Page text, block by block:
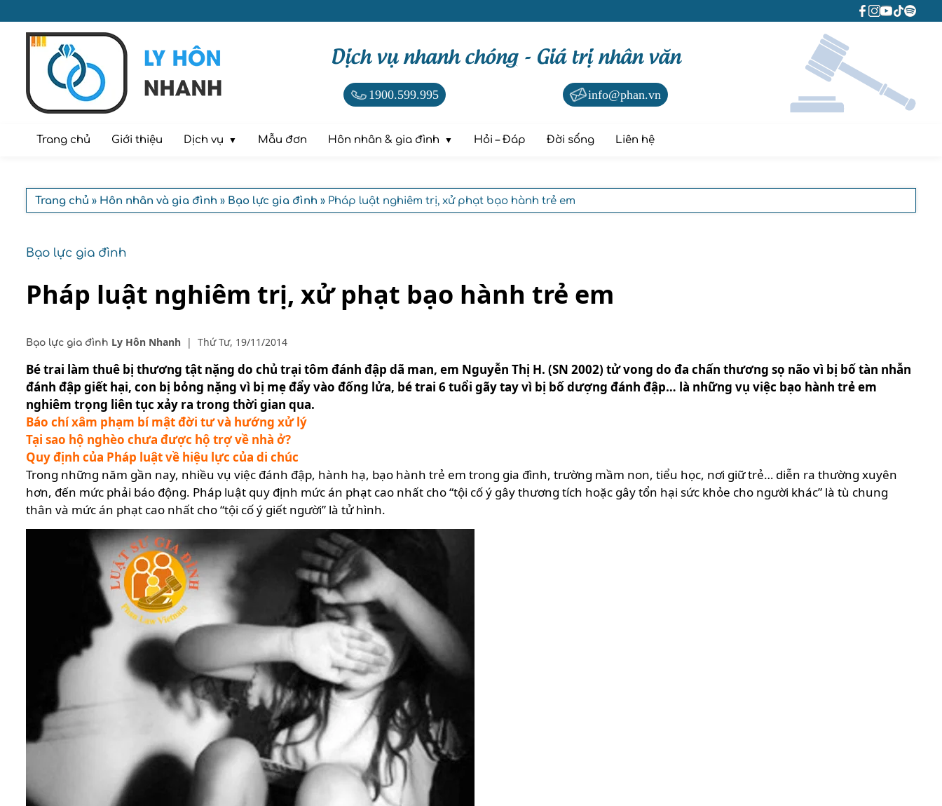
Dịch vụ nhanh chóng - Giá trị nhân văn
1900.599.995 info@phan.vn
Trang chủ Giới thiệu Dịch vụ Mẫu đơn Hôn nhân & gia đình Hỏi – Đáp Đời sống Liên hệ
Trang chủ » Hôn nhân và gia đình » Bạo lực gia đình » Pháp luật nghiêm trị, xử phạt bạo hành trẻ em
Bạo lực gia đình
Pháp luật nghiêm trị, xử phạt bạo hành trẻ em
Bạo lực gia đình Ly Hôn Nhanh | Thứ Tư, 19/11/2014
Bé trai làm thuê bị thương tật nặng do chủ trại tôm đánh đập dã man, em Nguyễn Thị H. (SN 2002) tử vong do đa chấn thương sọ não vì bị bố tàn nhẫn
đánh đập giết hại, con bị bỏng nặng vì bị mẹ đẩy vào đống lửa, bé trai 6 tuổi gãy tay vì bị bố dượng đánh đập… là những vụ việc bạo hành trẻ em
nghiêm trọng liên tục xảy ra trong thời gian qua.
Báo chí xâm phạm bí mật đời tư và hướng xử lý
Tại sao hộ nghèo chưa được hộ trợ về nhà ở?
Quy định của Pháp luật về hiệu lực của di chúc
Trong những năm gần nay, nhiều vụ việc đánh đập, hành hạ, bạo hành trẻ em trong gia đình, trường mầm non, tiểu học, nơi giữ trẻ… diễn ra thường xuyên
hơn, đến mức phải báo động. Pháp luật quy định mức án phạt cao nhất cho “tội cố ý gây thương tích hoặc gây tổn hại sức khỏe cho người khác” là tù chung
thân và mức án phạt cao nhất cho “tội cố ý giết người” là tử hình.